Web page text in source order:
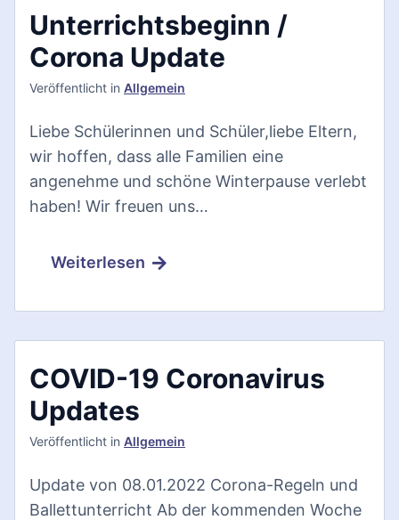
Unterrichtsbeginn /
Corona Update
Veröffentlicht in Allgemein
Liebe Schülerinnen und Schüler,liebe Eltern,
wir hoffen, dass alle Familien eine
angenehme und schöne Winterpause verlebt
haben! Wir freuen uns…
Weiterlesen
COVID-19 Coronavirus
Updates
Veröffentlicht in Allgemein
Update von 08.01.2022 Corona-Regeln und
Ballettunterricht Ab der kommenden Woche